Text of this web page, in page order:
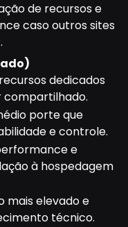
de recursos e
caso outros sites
dedicados
compartilhado.
porte que
e controle.
e
à hospedagem
mais elevado e
técnico.